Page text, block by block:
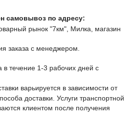
самовывоз по адресу:
рынок "7км", Милка, магазин
заказа с менеджером.
в течение 1-3 рабочих дней с
варьируется в зависимости от
доставки. Услуги транспортной
клиентом после получения